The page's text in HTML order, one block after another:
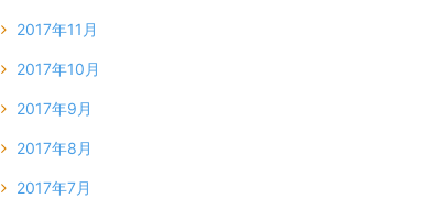
2017年11月
2017年10月
2017年9月
2017年8月
2017年7月